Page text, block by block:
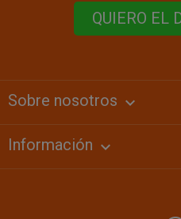
QUIERO EL
Sobre nosotros keyboard_arrow_down
Información 